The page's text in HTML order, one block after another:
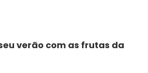
verão com as frutas da